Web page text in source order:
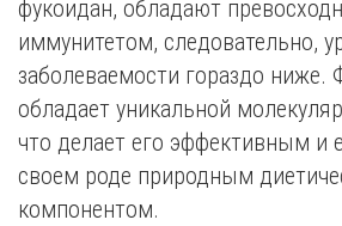
фукоидан, обладают
иммунитетом, следовательно,
заболеваемости гораздо ниже.
обладает уникальной
что делает его эффективным и
своем роде природным
компонентом.